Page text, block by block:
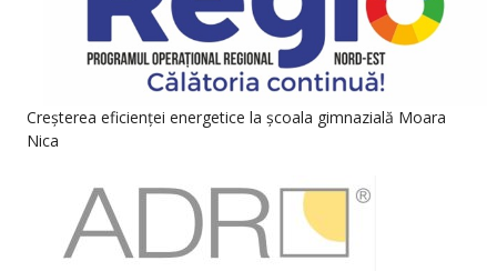
Creșterea eficienței energetice la școala gimnazială Moara
Nica